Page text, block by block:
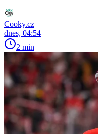
Cooky.cz
dnes, 04:54
2 min